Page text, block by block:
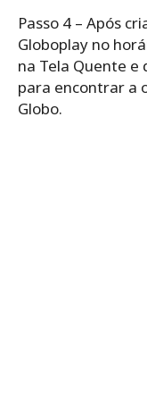
Passo 4 – Após
Globoplay no
na Tela Quente e
para encontrar a
Globo.